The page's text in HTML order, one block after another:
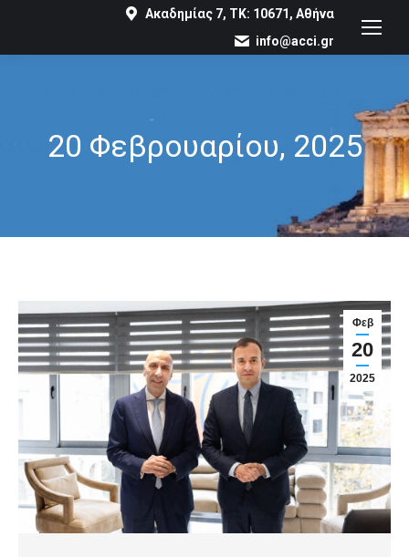
Ακαδημίας 7, ΤΚ: 10671, Αθήνα
info@acci.gr
20 Φεβρουαρίου, 2025
You are here:
Φεβ
20
2025